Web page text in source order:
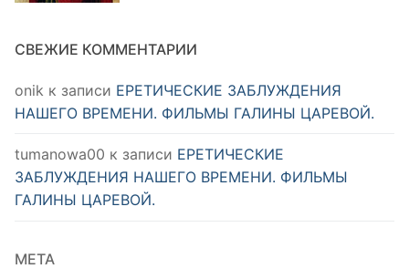
СВЕЖИЕ КОММЕНТАРИИ
onik к записи ЕРЕТИЧЕСКИЕ ЗАБЛУЖДЕНИЯ
НАШЕГО ВРЕМЕНИ. ФИЛЬМЫ ГАЛИНЫ ЦАРЕВОЙ.
tumanowa00 к записи ЕРЕТИЧЕСКИЕ
ЗАБЛУЖДЕНИЯ НАШЕГО ВРЕМЕНИ. ФИЛЬМЫ
ГАЛИНЫ ЦАРЕВОЙ.
МЕТА